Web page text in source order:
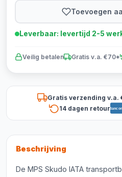
Toevoegen
Leverbaar: levertijd 2-5
Veilig betalen Gratis v.a. €70*
Gratis verzending v.a.
14 dagen retour
Beschrijving
De MPS Skudo IATA